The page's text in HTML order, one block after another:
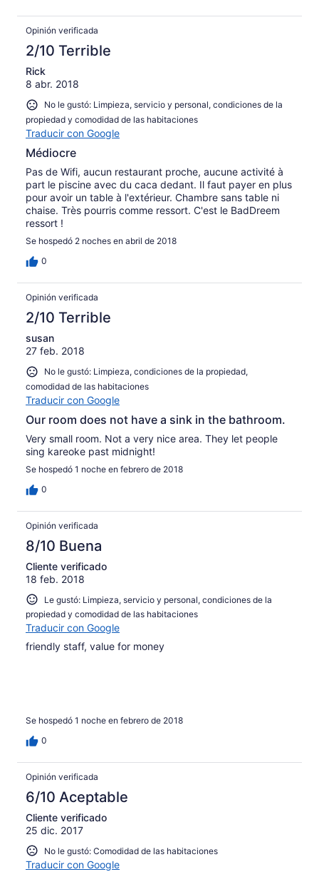
Opinión verificada
2/10 Terrible
Rick
8 abr. 2018
No le gustó: Limpieza, servicio y personal, condiciones de la
propiedad y comodidad de las habitaciones
Traducir con Google
Médiocre
Pas de Wifi, aucun restaurant proche, aucune activité à
part le piscine avec du caca dedant. Il faut payer en plus
pour avoir un table à l'extérieur. Chambre sans table ni
chaise. Très pourris comme ressort. C'est le BadDreem
ressort !
Se hospedó 2 noches en abril de 2018
0
Opinión verificada
2/10 Terrible
susan
27 feb. 2018
No le gustó: Limpieza, condiciones de la propiedad,
comodidad de las habitaciones
Traducir con Google
Our room does not have a sink in the bathroom.
Very small room. Not a very nice area. They let people
sing kareoke past midnight!
Se hospedó 1 noche en febrero de 2018
0
Opinión verificada
8/10 Buena
Cliente verificado
18 feb. 2018
Le gustó: Limpieza, servicio y personal, condiciones de la
propiedad y comodidad de las habitaciones
Traducir con Google
friendly staff, value for money
Se hospedó 1 noche en febrero de 2018
0
Opinión verificada
6/10 Aceptable
Cliente verificado
25 dic. 2017
No le gustó: Comodidad de las habitaciones
Traducir con Google